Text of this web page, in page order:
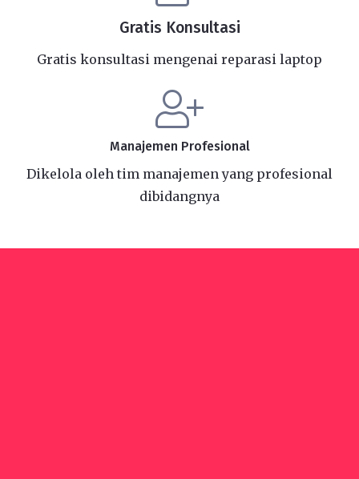
Gratis Konsultasi
Gratis konsultasi mengenai reparasi laptop
Manajemen Profesional
Dikelola oleh tim manajemen yang profesional
dibidangnya